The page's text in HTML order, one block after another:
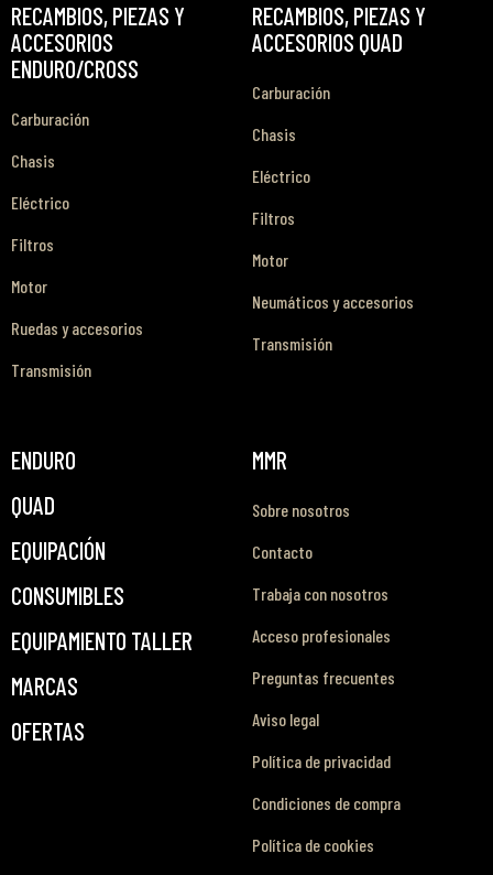
RECAMBIOS, PIEZAS Y
ACCESORIOS
ENDURO/CROSS
Carburación
Chasis
Eléctrico
Filtros
Motor
Ruedas y accesorios
Transmisión
RECAMBIOS, PIEZAS Y
ACCESORIOS QUAD
Carburación
Chasis
Eléctrico
Filtros
Motor
Neumáticos y accesorios
Transmisión
ENDURO
QUAD
EQUIPACIÓN
CONSUMIBLES
EQUIPAMIENTO TALLER
MARCAS
OFERTAS
MMR
Sobre nosotros
Contacto
Trabaja con nosotros
Acceso profesionales
Preguntas frecuentes
Aviso legal
Política de privacidad
Condiciones de compra
Política de cookies